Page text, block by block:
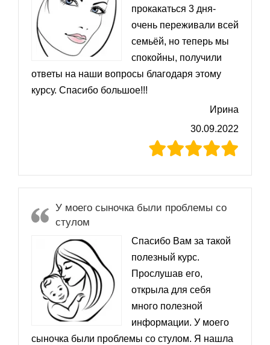
прокакаться 3 дня-
очень переживали всей
семьёй, но теперь мы
спокойны, получили
ответы на наши вопросы благодаря этому
курсу. Спасибо большое!!!
Ирина
30.09.2022
У моего сыночка были проблемы со
стулом
Спасибо Вам за такой
полезный курс.
Прослушав его,
открыла для себя
много полезной
информации. У моего
сыночка были проблемы со стулом. Я нашла